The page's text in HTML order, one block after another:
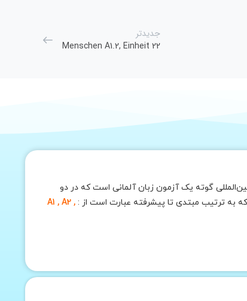
جدیدتر
Menschen A1.2, Einheit 22
گوته یک آزمون زبان آلمانی است که در دو
A1 , A2 ,